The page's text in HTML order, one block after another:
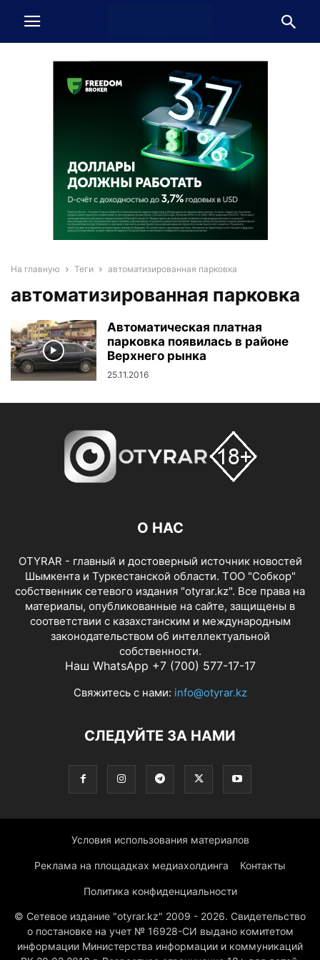
На главную Теги автоматизированная парковка
автоматизированная парковка
Автоматическая платная
парковка появилась в районе
Верхнего рынка
25.11.2016
О НАС
OTYRAR - главный и достоверный источник новостей
Шымкента и Туркестанской области. ТОО "Собкор"
собственник сетевого издания "otyrar.kz". Все права на
материалы, опубликованные на сайте, защищены в
соответствии с казахстанским и международным
законодательством об интеллектуальной
собственности.
Наш WhatsApp +7 (700) 577-17-17
Свяжитесь с нами: info@otyrar.kz
СЛЕДУЙТЕ ЗА НАМИ
Условия использования материалов
Реклама на площадках медиахолдинга Контакты
Политика конфиденциальности
© Сетевое издание "otyrar.kz" 2009 - 2026. Свидетельство
о постановке на учет № 16928-СИ выдано комитетом
информации Министерства информации и коммуникаций